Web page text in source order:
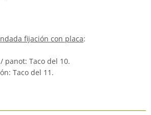
fijación con placa:
panot: Taco del 10.
Taco del 11.